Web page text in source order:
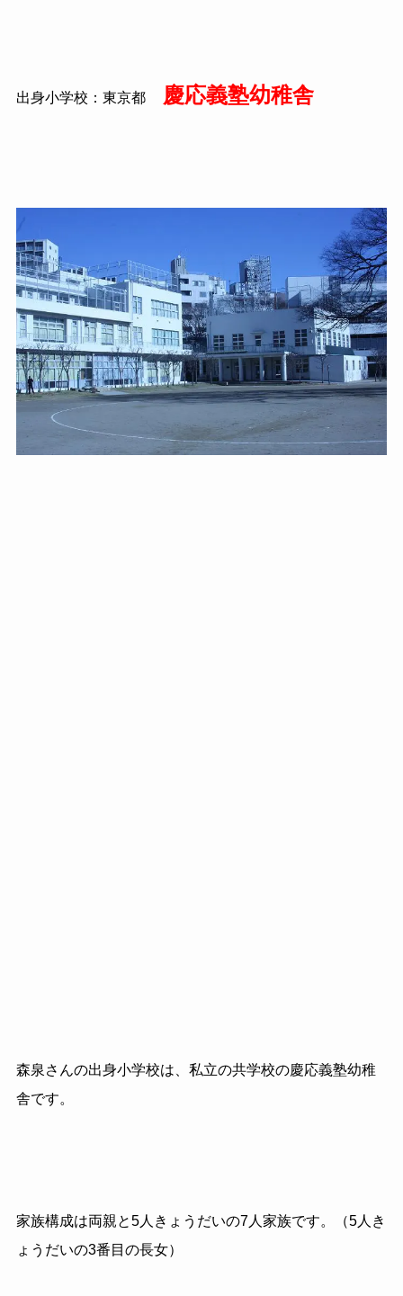
出身小学校：東京都 慶応義塾幼稚舎
森泉さんの出身小学校は、私立の共学校の慶応義塾幼稚
舎です。
家族構成は両親と5人きょうだいの7人家族です。（5人き
ょうだいの3番目の長女）